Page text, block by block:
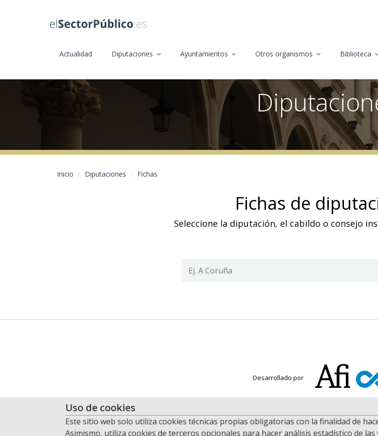
Uso de cookies
Este sitio web solo utiliza cookies técnicas propias obligatorias con la finalidad de
Asimismo, utiliza cookies de terceros opcionales para hacer análisis estadístico de
Actualidad Diputaciones Ayuntamientos Otros organismos Biblioteca
Inicio Diputaciones Fichas
Fichas de
Seleccione la diputación, el cabildo o consejo
Desarrollado por
© 2026 El Sector Público. Todos los derechos reservados.Aviso legal y condiciones de uso.Política de